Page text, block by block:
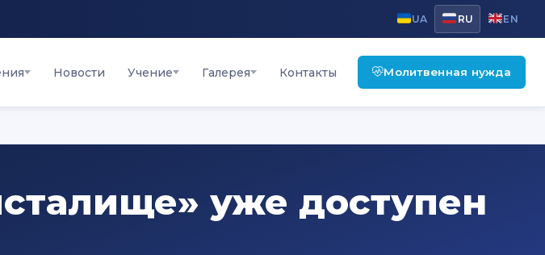
UA RU EN
Новости Учение Галерея Контакты Молитвенная нужда
уже доступен